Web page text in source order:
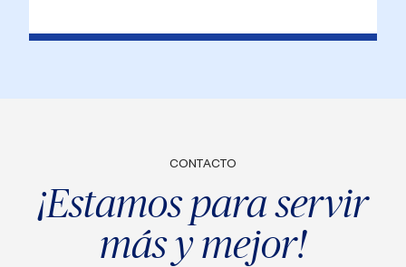
CONTACTO
¡Estamos para servir
más y mejor!